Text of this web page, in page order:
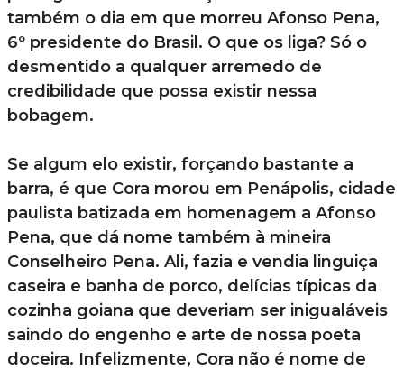
também o dia em que morreu Afonso Pena,
6º presidente do Brasil. O que os liga? Só o
desmentido a qualquer arremedo de
credibilidade que possa existir nessa
bobagem.
Se algum elo existir, forçando bastante a
barra, é que Cora morou em Penápolis, cidade
paulista batizada em homenagem a Afonso
Pena, que dá nome também à mineira
Conselheiro Pena. Ali, fazia e vendia linguiça
caseira e banha de porco, delícias típicas da
cozinha goiana que deveriam ser inigualáveis
saindo do engenho e arte de nossa poeta
doceira. Infelizmente, Cora não é nome de